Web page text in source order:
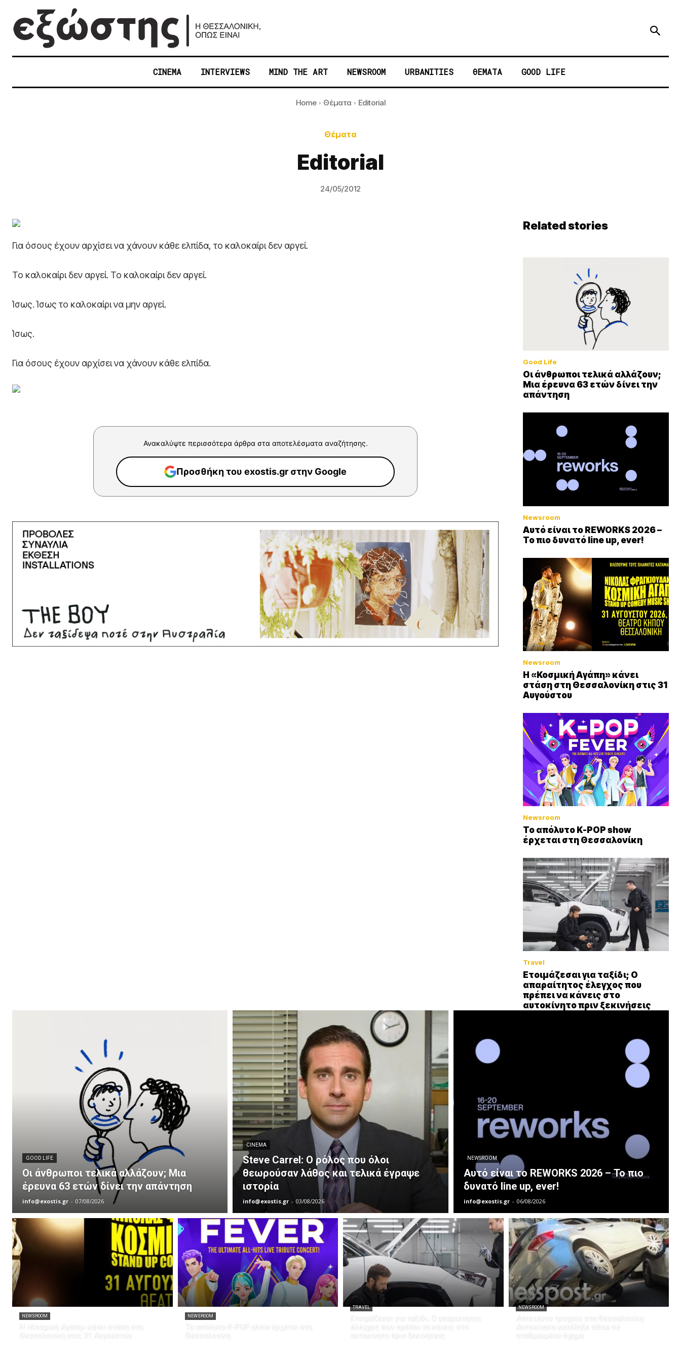
CINEMA INTERVIEWS MIND THE ART NEWSROOM URBANITIES ΘΕΜΑΤΑ GOOD LIFE
Home Θέματα Editorial
Θέματα
Editorial
24/05/2012
Για όσους έχουν αρχίσει να χάνουν κάθε ελπίδα, το καλοκαίρι δεν αργεί.
Το καλοκαίρι δεν αργεί. Το καλοκαίρι δεν αργεί.
Ίσως. Ίσως το καλοκαίρι να μην αργεί.
Ίσως.
Για όσους έχουν αρχίσει να χάνουν κάθε ελπίδα.
Ανακαλύψτε περισσότερα άρθρα στα αποτελέσματα αναζήτησης.
Προσθήκη του exostis.gr στην Google
Related stories
Good Life
Οι άνθρωποι τελικά αλλάζουν;
Μια έρευνα 63 ετών δίνει την
απάντηση
Newsroom
Αυτό είναι το REWORKS 2026 –
Το πιο δυνατό line up, ever!
Newsroom
Η «Κοσμική Αγάπη» κάνει
στάση στη Θεσσαλονίκη στις 31
Αυγούστου
Newsroom
Το απόλυτο K-POP show
έρχεται στη Θεσσαλονίκη
Travel
Ετοιμάζεσαι για ταξίδι; Ο
απαραίτητος έλεγχος που
πρέπει να κάνεις στο
αυτοκίνητο πριν ξεκινήσεις
GOOD LIFE
Οι άνθρωποι τελικά αλλάζουν; Μια
έρευνα 63 ετών δίνει την απάντηση
info@exostis.gr - 07/08/2026
CINEMA
Steve Carrel: Ο ρόλος που όλοι
θεωρούσαν λάθος και τελικά έγραψε
ιστορία
info@exostis.gr - 03/08/2026
NEWSROOM
Αυτό είναι το REWORKS 2026 – Το πιο
δυνατό line up, ever!
info@exostis.gr - 06/08/2026
NEWSROOM
Η «Κοσμική Αγάπη» κάνει στάση στη
Θεσσαλονίκη στις 31 Αυγούστου
NEWSROOM
Το απόλυτο K-POP show έρχεται στη
Θεσσαλονίκη
TRAVEL
Ετοιμάζεσαι για ταξίδι; Ο απαραίτητος
έλεγχος που πρέπει να κάνεις στο
αυτοκίνητο πριν ξεκινήσεις
NEWSROOM
Απίστευτο τροχαίο στη Θεσσαλονίκη:
Αυτοκίνητο κατέληξε πάνω σε
σταθμευμένο όχημα